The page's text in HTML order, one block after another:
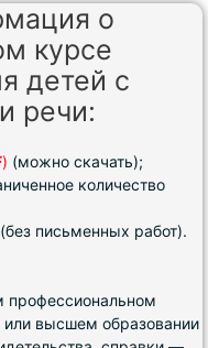
о
курсе
детей с
речи:
) (можно скачать);
количество
письменных работ).
профессиональном
высшем образовании